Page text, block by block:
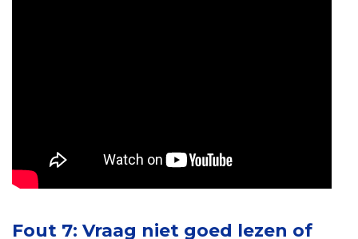
Fout 7: Vraag niet goed lezen of